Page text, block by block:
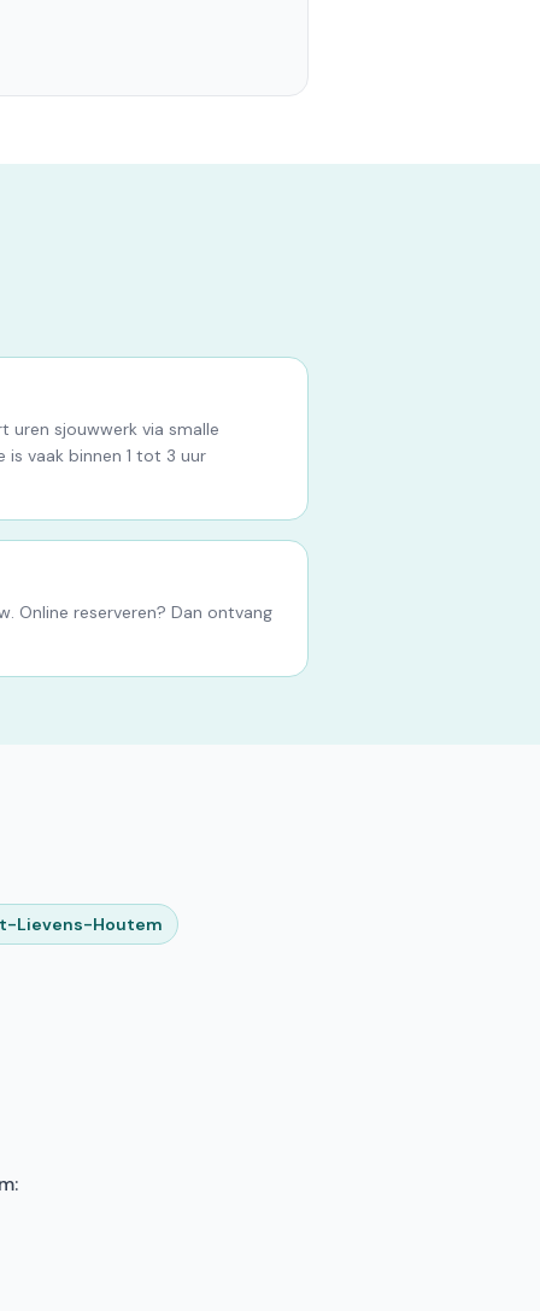
uren sjouwwerk via smalle
vaak binnen 1 tot 3 uur
Online reserveren? Dan ontvang
Lievens-Houtem